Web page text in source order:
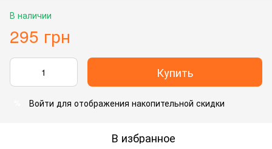
В наличии
295 грн
Купить
Войти для отображения накопительной скидки
В избранное